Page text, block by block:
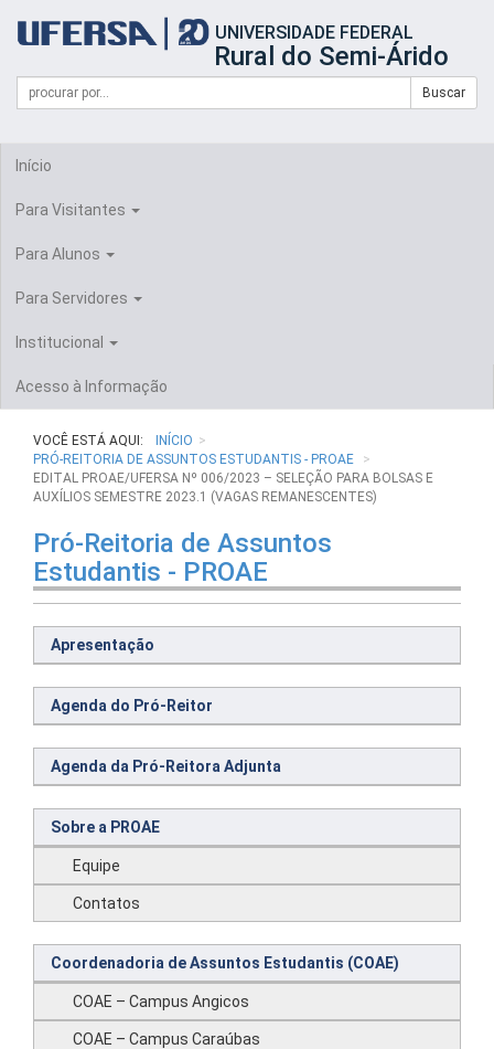
portal
UFERSA
UNIVERSIDADE FEDERAL
Rural do Semi-Árido
Formulário
Busca
Campo
de
Buscar
Início
Para Visitantes
Para Alunos
Para Servidores
Institucional
Acesso à Informação
VOCÊ ESTÁ AQUI:
INÍCIO
PRÓ-REITORIA DE ASSUNTOS ESTUDANTIS - PROAE
EDITAL PROAE/UFERSA Nº 006/2023 – SELEÇÃO PARA BOLSAS E
AUXÍLIOS SEMESTRE 2023.1 (VAGAS REMANESCENTES)
Pró-Reitoria de Assuntos
Estudantis - PROAE
Apresentação
Agenda do Pró-Reitor
Agenda da Pró-Reitora Adjunta
Sobre a PROAE
Equipe
Contatos
Coordenadoria de Assuntos Estudantis (COAE)
COAE – Campus Angicos
COAE – Campus Caraúbas